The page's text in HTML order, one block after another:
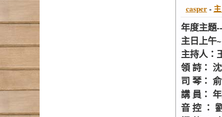
casper-
年度主題
主日上午
主持人：
領 詩：
司 琴：
講 員：
音 控 ：